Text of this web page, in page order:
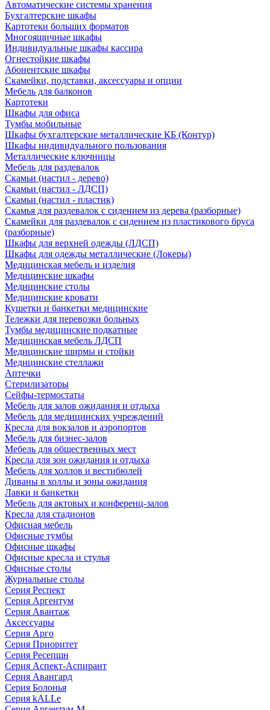
Автоматические системы хранения
Бухгалтерские шкафы
Картотеки больших форматов
Многоящичные шкафы
Индивидуальные шкафы кассира
Огнестойкие шкафы
Абонентские шкафы
Скамейки, подставки, аксессуары и опции
Мебель для балконов
Картотеки
Шкафы для офиса
Тумбы мобильные
Шкафы бухгалтерские металлические КБ (Контур)
Шкафы индивидуального пользования
Металлические ключницы
Мебель для раздевалок
Скамьи (настил - дерево)
Скамьи (настил - ЛДСП)
Скамьи (настил - пластик)
Скамья для раздевалок с сидением из дерева (разборные)
Скамейки для раздевалок с сидением из пластикового бруса
(разборные)
Шкафы для верхней одежды (ЛДСП)
Шкафы для одежды металлические (Локеры)
Медицинская мебель и изделия
Медицинские шкафы
Медицинские столы
Медицинские кровати
Кушетки и банкетки медицинские
Тележки для перевозки больных
Тумбы медицинские подкатные
Медицинская мебель ЛДСП
Медицинские ширмы и стойки
Медицинские стеллажи
Аптечки
Стерилизаторы
Сейфы-термостаты
Мебель для залов ожидания и отдыха
Мебель для медицинских учреждений
Кресла для вокзалов и аэропортов
Мебель для бизнес-залов
Мебель для общественных мест
Кресла для зон ожидания и отдыха
Мебель для холлов и вестибюлей
Диваны в холлы и зоны ожидания
Лавки и банкетки
Мебель для актовых и конференц-залов
Кресла для стадионов
Офисная мебель
Офисные тумбы
Офисные шкафы
Офисные кресла и стулья
Офисные столы
Журнальные столы
Серия Респект
Серия Аргентум
Серия Авантаж
Аксессуары
Серия Арго
Серия Приоритет
Серия Ресепшн
Серия Аспект-Аспирант
Серия Авангард
Серия Болонья
Серия kALLe